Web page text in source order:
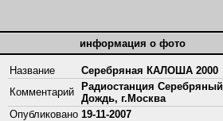
информация о фото
Название
Серебряная КАЛОША 2000
Комментарий
Радиостанция Серебряный
Дождь, г.Москва
Опубликовано 19-11-2007